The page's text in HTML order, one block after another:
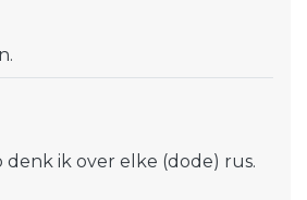
denk ik over elke (dode) rus.